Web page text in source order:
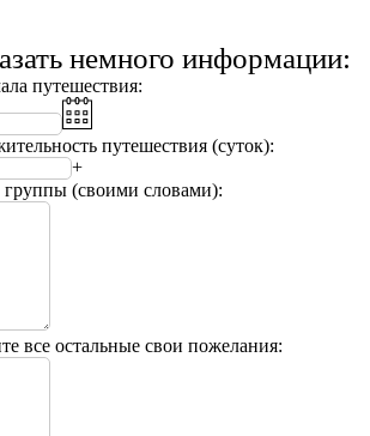
немного информации:
путешествия:
путешествия (суток):
+
(своими словами):
все остальные свои пожелания: